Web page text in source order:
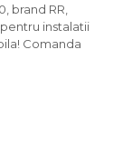
brand RR,
instalatii
Comanda